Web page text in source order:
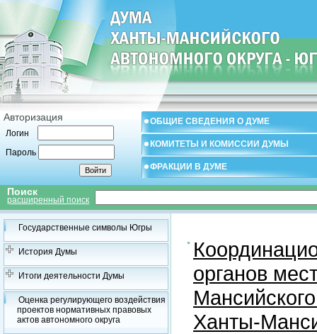
Авторизация
Логин
Пароль
ОБЩИЕ СВЕДЕНИЯ О ДУМЕ
КОМИТЕТЫ И КОМИССИИ ДУМЫ
ФРАКЦИИ В ДУМЕ
Поиск
расширенный поиск
Государственные символы Югры
История Думы
Итоги деятельности Думы
Оценка регулирующего воздействия
проектов нормативных правовых
актов автономного округа
органов
Ханты-